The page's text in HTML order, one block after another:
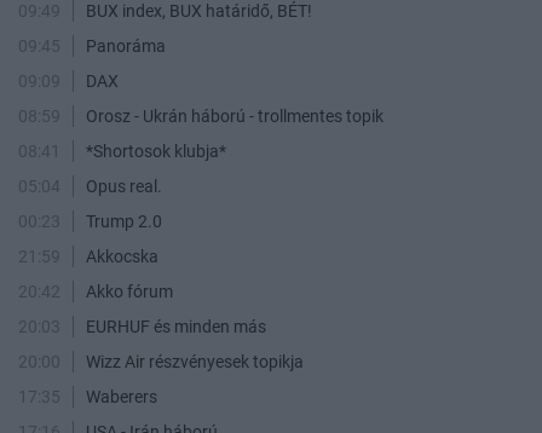
09:49
BUX index, BUX határidő, BÉT!
09:45
Panoráma
09:09
DAX
08:59
Orosz - Ukrán háború - trollmentes topik
08:41
*Shortosok klubja*
05:04
Opus real.
00:23
Trump 2.0
21:59
Akkocska
20:42
Akko fórum
20:03
EURHUF és minden más
20:00
Wizz Air részvényesek topikja
17:35
Waberers